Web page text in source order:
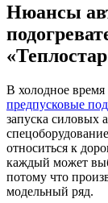
Нюансы
В холодное время
предпусковые
запуска силовых
относиться к
каждый может
потому что
модельный ряд.